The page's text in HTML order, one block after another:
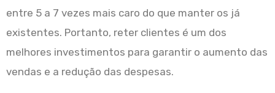
entre 5 a 7 vezes mais caro do que manter os já
existentes. Portanto, reter clientes é um dos
melhores investimentos para garantir o aumento das
vendas e a redução das despesas.